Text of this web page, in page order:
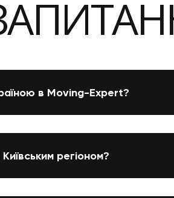
в Moving-Expert?
регіоном?